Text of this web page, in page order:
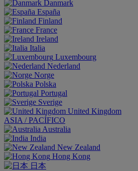
Danmark
España
Finland
France
Ireland
Italia
Luxembourg
Nederland
Norge
Polska
Portugal
Sverige
United Kingdom
ASIA / PACÍFICO
Australia
India
New Zealand
Hong Kong
日本